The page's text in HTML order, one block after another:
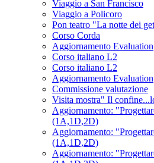
Viaggio a San Francisco
Viaggio a Policoro
Pon teatro "La notte dei
Corso Corda
Aggiornamento Evaluation
Corso italiano L2
Corso italiano L2
Aggiornamento Evaluation
Commissione valutazione
Visita mostra" Il
Aggiornamento:
(1A,1D,2D)
Aggiornamento:
(1A,1D,2D)
Aggiornamento: